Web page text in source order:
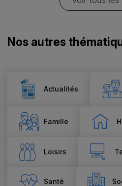
Nos autres
Actualités
Famille
Loisirs
Santé